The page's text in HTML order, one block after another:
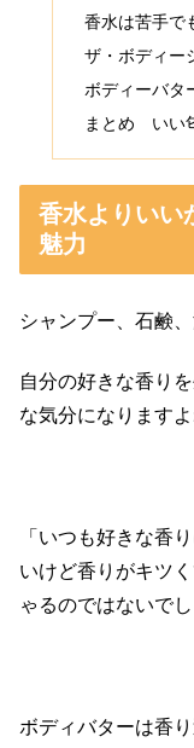
香水は苦手で
ザ・ボディー
ボディーバタ
まとめ いい
香水よりいい
魅力
シャンプー、石鹸
自分の好きな香り
な気分になりますよ
「いつも好きな香
いけど香りがキツ
ゃるのではないで
ボディバターは香